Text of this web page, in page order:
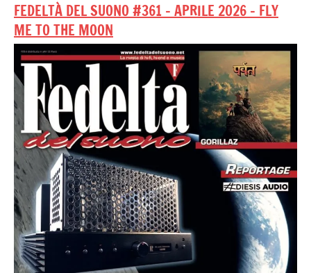
FEDELTÀ DEL SUONO #361 – APRILE 2026 – FLY
ME TO THE MOON